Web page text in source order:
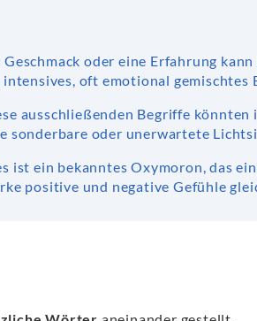
Geschmack oder eine Erfahrung
intensives, oft emotional gemischtes
ausschließenden Begriffe
sonderbare oder unerwartete
ist ein bekanntes Oxymoron, das
positive und negative Gefühle